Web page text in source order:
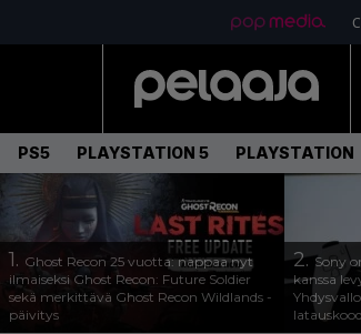
PS5 PLAYSTATION 5 PLAYSTATION
1. Ghost Recon 25 vuotta: nappaa nyt
ilmaiseksi Ghost Recon: Future Soldier
sekä merkittävä Ghost Recon Wildlands -
päivitys
2.Sony
kanssa